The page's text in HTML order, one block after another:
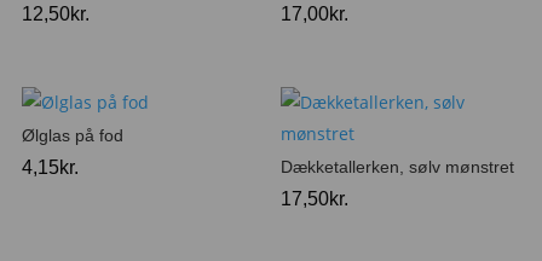
12,50kr. 17,00kr.
Ølglas på fod
4,15kr. Dækketallerken, sølv mønstret
17,50kr.